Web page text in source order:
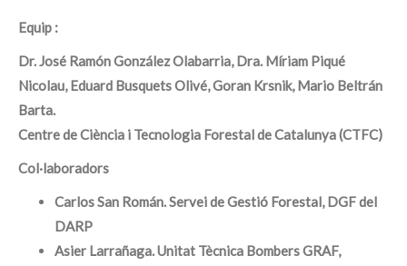
Equip :
Dr. José Ramón González Olabarria, Dra. Míriam Piqué
Nicolau, Eduard Busquets Olivé, Goran Krsnik, Mario Beltrán
Barta.
Centre de Ciència i Tecnologia Forestal de Catalunya (CTFC)
Col·laboradors
Carlos San Román. Servei de Gestió Forestal, DGF del
DARP
Asier Larrañaga. Unitat Tècnica Bombers GRAF,